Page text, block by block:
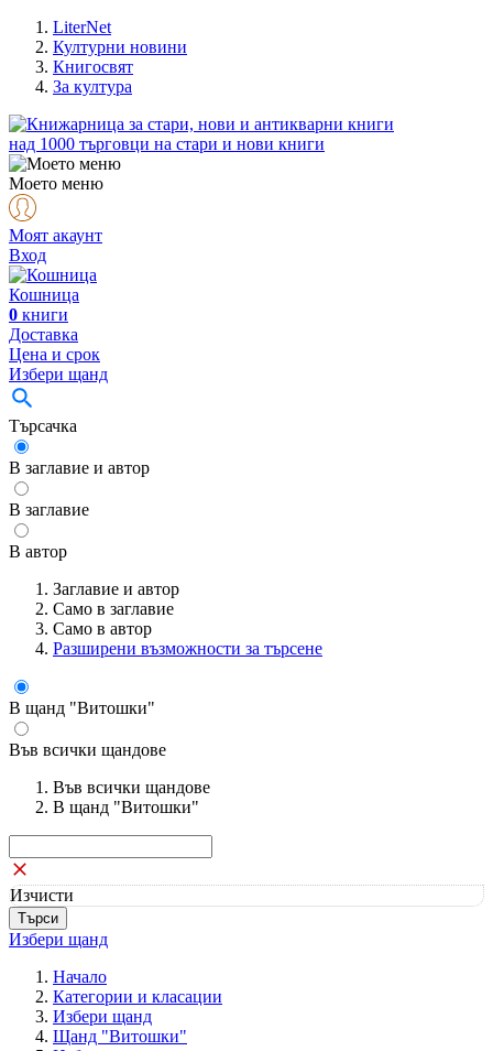
LiterNet
Културни новини
Книгосвят
За култура
над 1000 търговци на стари и нови книги
Моето меню
Моят акаунт
Вход
Кошница
0 книги
Доставка
Цена и срок
Избери щанд
Търсачка
В заглавие и автор
В заглавие
В автор
Заглавие и автор
Само в заглавие
Само в автор
Разширени възможности за търсене
В щанд "Витошки"
Във всички щандове
Във всички щандове
В щанд "Витошки"
Изчисти
Избери щанд
Начало
Категории и класации
Избери щанд
Щанд "Витошки"